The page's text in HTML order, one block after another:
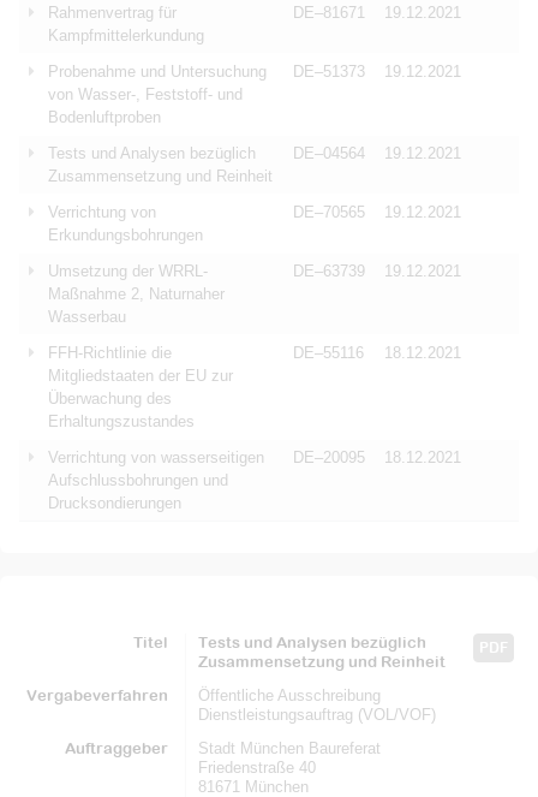
Rahmenvertrag für
Kampfmittelerkundung
DE–81671 19.12.2021
Probenahme und Untersuchung
von Wasser-, Feststoff- und
Bodenluftproben
DE–51373 19.12.2021
Tests und Analysen bezüglich
Zusammensetzung und Reinheit
DE–04564 19.12.2021
Verrichtung von
Erkundungsbohrungen
DE–70565 19.12.2021
Umsetzung der WRRL-
Maßnahme 2, Naturnaher
Wasserbau
DE–63739 19.12.2021
FFH-Richtlinie die
Mitgliedstaaten der EU zur
Überwachung des
Erhaltungszustandes
DE–55116 18.12.2021
Verrichtung von wasserseitigen
Aufschlussbohrungen und
Drucksondierungen
DE–20095 18.12.2021
Titel PDF
Tests und Analysen bezüglich
Zusammensetzung und Reinheit
Vergabeverfahren
Öffentliche Ausschreibung
Dienstleistungsauftrag (VOL/VOF)
Auftraggeber
Stadt München Baureferat
Friedenstraße 40
81671 München